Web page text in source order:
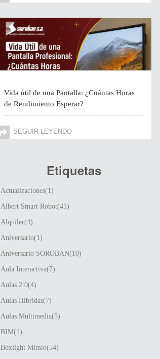
Vida útil de una Pantalla: ¿Cuántas Horas
de Rendimiento Esperar?
SEGUIR LEYENDO
Etiquetas
Actualizaciones(1)
Albert Smart Robot(41)
Alquiler(4)
Aniversario(1)
Aniversario SOROBAN(10)
Aula Interactiva(7)
Aulas 2.0(4)
Aulas Híbridas(7)
Aulas Multimedia(5)
BIM(1)
Boxlight Mimio(54)